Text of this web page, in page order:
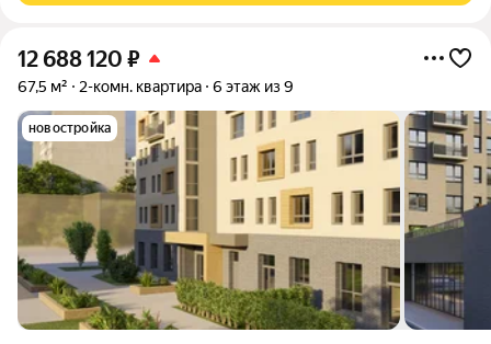
12 688 120 ₽
67,5 м² 2-комн. квартира 6 этаж из 9
новостройка